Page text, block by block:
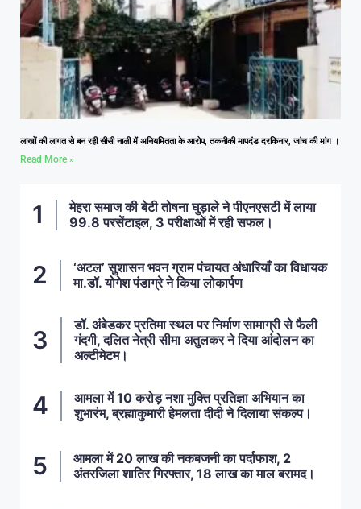
लाखों की लागत से बन रही सीसी नाली में अनियमितता के आरोप, तकनीकी मापदंड दरकिनार, जांच की मांग ।
Read More »
मेहरा समाज की बेटी तोषना घुड़ाले ने पीएनएसटी में लाया
99.8 परसेंटाइल, 3 परीक्षाओं में रही सफल।
‘अटल’ सुशासन भवन ग्राम पंचायत अंधारियाँ का विधायक
मा.डॉ. योगेश पंडाग्रे ने किया लोकार्पण
डॉ. अंबेडकर प्रतिमा स्थल पर निर्माण सामाग्री से फैली
गंदगी, दलित नेत्री सीमा अतुलकर ने दिया आंदोलन का
अल्टीमेटम।
आमला में 10 करोड़ नशा मुक्ति प्रतिज्ञा अभियान का
शुभारंभ, ब्रह्माकुमारी हेमलता दीदी ने दिलाया संकल्प।
आमला में 20 लाख की नकबजनी का पर्दाफाश, 2
अंतरजिला शातिर गिरफ्तार, 18 लाख का माल बरामद।